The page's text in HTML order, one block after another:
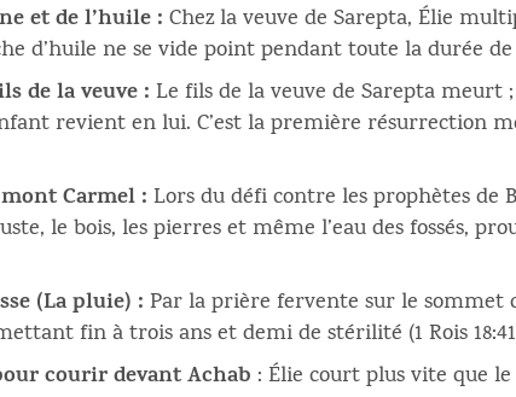
et de l’huile : Chez la veuve de Sarepta, Élie
d’huile ne se vide point pendant toute la durée de
de la veuve : Le fils de la veuve de Sarepta meurt
revient en lui. C’est la première résurrection
Carmel : Lors du défi contre les prophètes de
le bois, les pierres et même l’eau des fossés,
(La pluie) : Par la prière fervente sur le
fin à trois ans et demi de stérilité (1 Rois
courir devant Achab : Élie court plus vite que le